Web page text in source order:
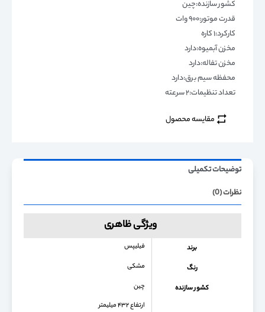
کشور سازنده:چین
قدرت موتور:۹۰۰ وات
کارکرد:۱ کاره
مخزن آبمیوه:دارد
مخزن تفاله:دارد
محفظه سیم برق:دارد
تعداد تنظیمات:۲ سرعته
مقایسه محصول
توضیحات تکمیلی
نظرات (0)
ویژگی ظاهری
برند فیلیپس
رنگ مشکی
کشور سازنده چین
ارتفاع ۴۳۲ میلیمتر